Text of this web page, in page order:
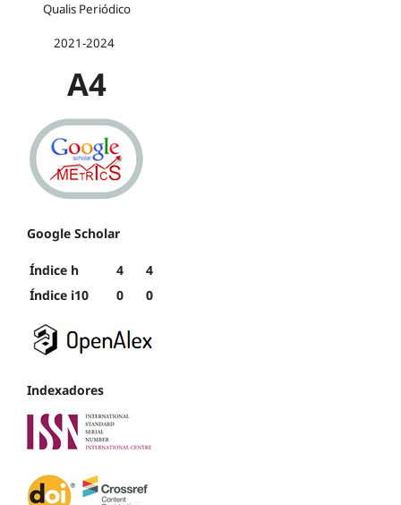
Qualis Periódico
2021-2024
A4
Google Scholar
Índice h 4
4
Índice i10
0 0
Indexadores